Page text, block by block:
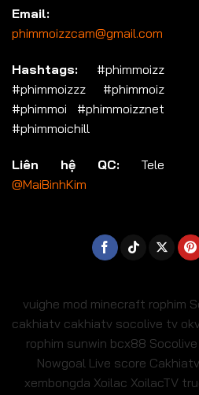
Email:
phimmoizzcam@gmail.com
Hashtags: #phimmoizz
#phimmoizzz #phimmoiz
#phimmoi #phimmoizznet
#phimmoichill
Liên hệ QC: Tele
@MaiBinhKim
vuighe mod minecraft rophim
cakhiatv cakhiatv socolive tv
rophim sunwin bcx88 Socolive
Nowgoal Live score Cakhiatv
xembongda Xoilac XoilacTV